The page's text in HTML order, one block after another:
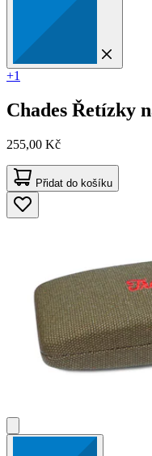
+1
Chades Řetízky
255,00 Kč
Přidat do košíku